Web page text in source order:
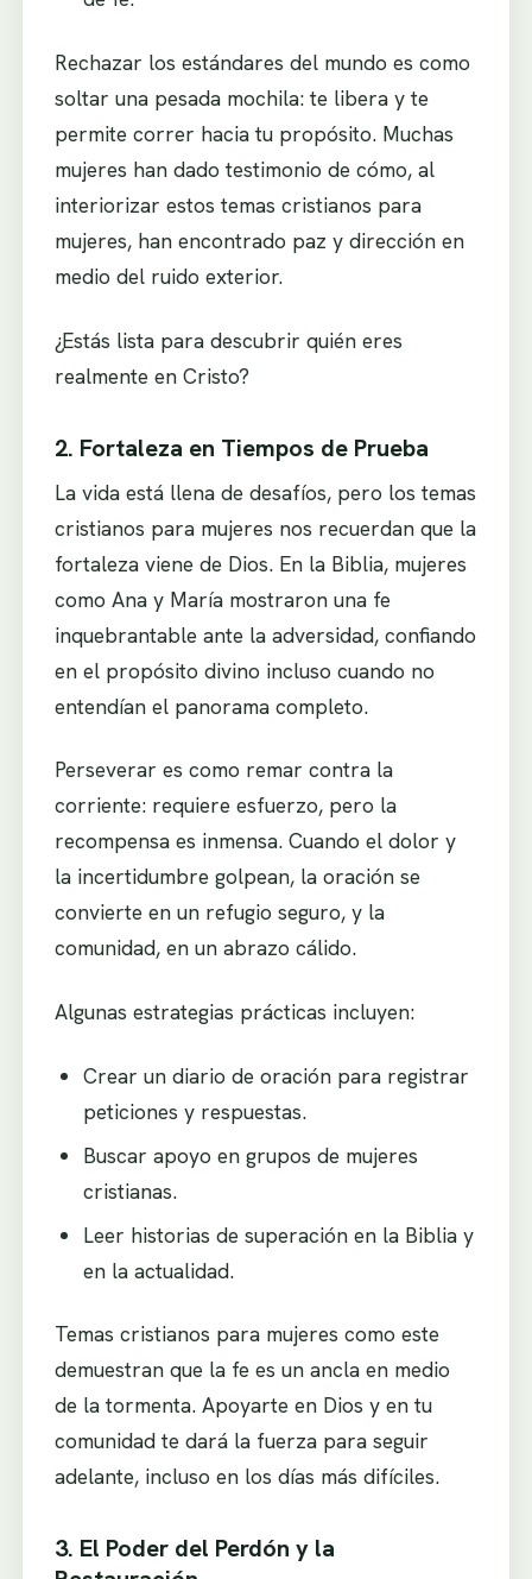
Rechazar los estándares del mundo es como
soltar una pesada mochila: te libera y te
permite correr hacia tu propósito. Muchas
mujeres han dado testimonio de cómo, al
interiorizar estos temas cristianos para
mujeres, han encontrado paz y dirección en
medio del ruido exterior.
¿Estás lista para descubrir quién eres
realmente en Cristo?
2. Fortaleza en Tiempos de Prueba
La vida está llena de desafíos, pero los temas
cristianos para mujeres nos recuerdan que la
fortaleza viene de Dios. En la Biblia, mujeres
como Ana y María mostraron una fe
inquebrantable ante la adversidad, confiando
en el propósito divino incluso cuando no
entendían el panorama completo.
Perseverar es como remar contra la
corriente: requiere esfuerzo, pero la
recompensa es inmensa. Cuando el dolor y
la incertidumbre golpean, la oración se
convierte en un refugio seguro, y la
comunidad, en un abrazo cálido.
Algunas estrategias prácticas incluyen:
Crear un diario de oración para registrar
peticiones y respuestas.
Buscar apoyo en grupos de mujeres
cristianas.
Leer historias de superación en la Biblia y
en la actualidad.
Temas cristianos para mujeres como este
demuestran que la fe es un ancla en medio
de la tormenta. Apoyarte en Dios y en tu
comunidad te dará la fuerza para seguir
adelante, incluso en los días más difíciles.
3. El Poder del Perdón y la